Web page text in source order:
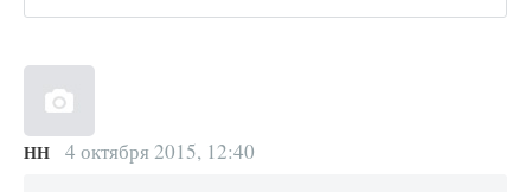
НН 4 октября 2015, 12:40